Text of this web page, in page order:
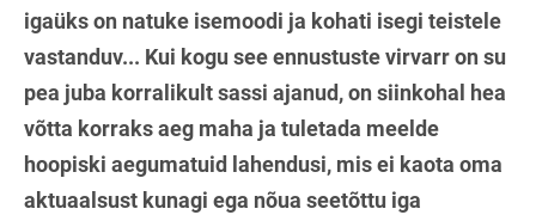
igaüks on natuke isemoodi ja kohati isegi teistele
vastanduv... Kui kogu see ennustuste virvarr on su
pea juba korralikult sassi ajanud, on siinkohal hea
võtta korraks aeg maha ja tuletada meelde
hoopiski aegumatuid lahendusi, mis ei kaota oma
aktuaalsust kunagi ega nõua seetõttu iga